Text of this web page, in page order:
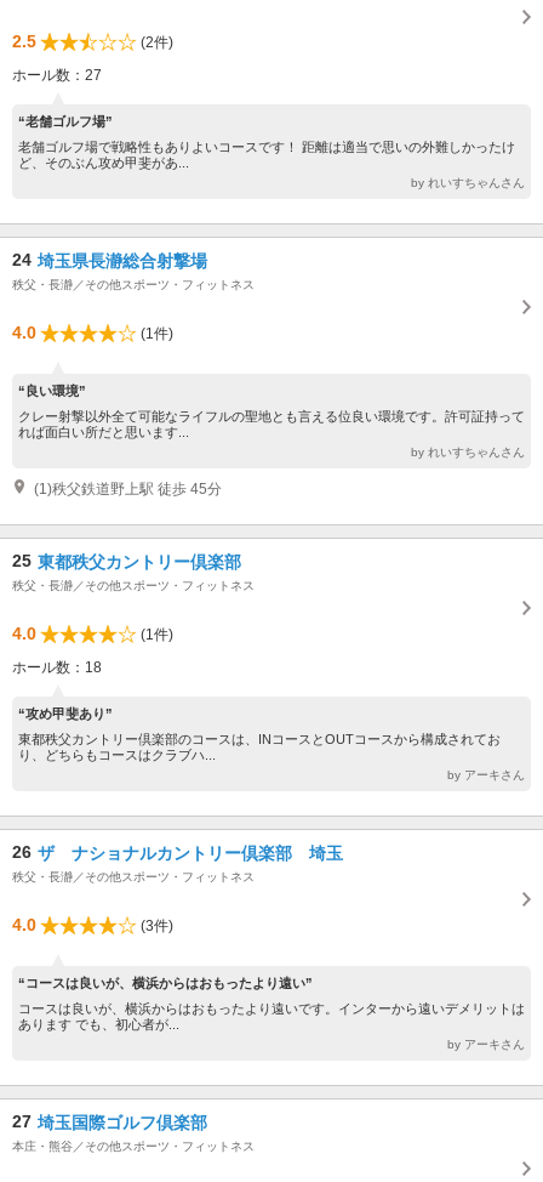
2.5
(2件)
ホール数：27
“老舗ゴルフ場”
老舗ゴルフ場で戦略性もありよいコースです！ 距離は適当で思いの外難しかったけ
ど、そのぶん攻め甲斐があ...
by れいすちゃんさん
24 埼玉県長瀞総合射撃場
秩父・長瀞／その他スポーツ・フィットネス
4.0 (1件)
“良い環境”
クレー射撃以外全て可能なライフルの聖地とも言える位良い環境です。許可証持って
れば面白い所だと思います...
by れいすちゃんさん
(1)秩父鉄道野上駅 徒歩 45分
25 東都秩父カントリー倶楽部
秩父・長瀞／その他スポーツ・フィットネス
4.0
(1件)
ホール数：18
“攻め甲斐あり”
東都秩父カントリー倶楽部のコースは、INコースとOUTコースから構成されてお
り、どちらもコースはクラブハ...
by アーキさん
26 ザ ナショナルカントリー倶楽部 埼玉
秩父・長瀞／その他スポーツ・フィットネス
4.0 (3件)
“コースは良いが、横浜からはおもったより遠い”
コースは良いが、横浜からはおもったより遠いです。インターから遠いデメリットは
あります でも、初心者が...
by アーキさん
27 埼玉国際ゴルフ倶楽部
本庄・熊谷／その他スポーツ・フィットネス